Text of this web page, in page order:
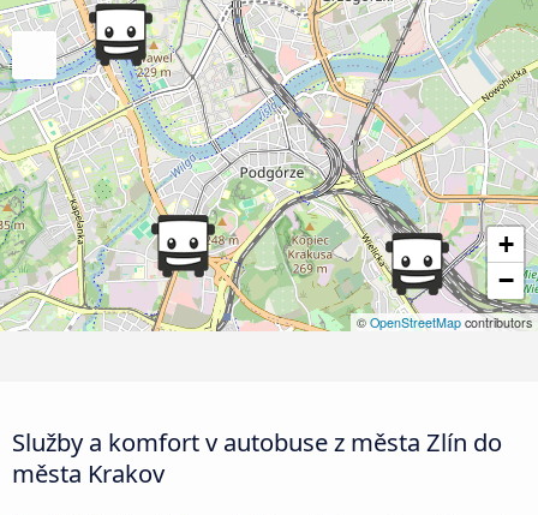
+
−
© OpenStreetMap contributors
Služby a komfort v autobuse z města Zlín do
města Krakov